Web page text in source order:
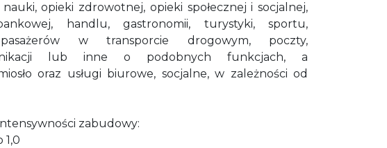
nauki, opieki zdrowotnej, opieki społecznej i socjalnej,
handlu, gastronomii, turystyki, sportu,
w transporcie drogowym, poczty,
lub inne o podobnych funkcjach, a
oraz usługi biurowe, socjalne, w zależności od
zabudowy:
1,0